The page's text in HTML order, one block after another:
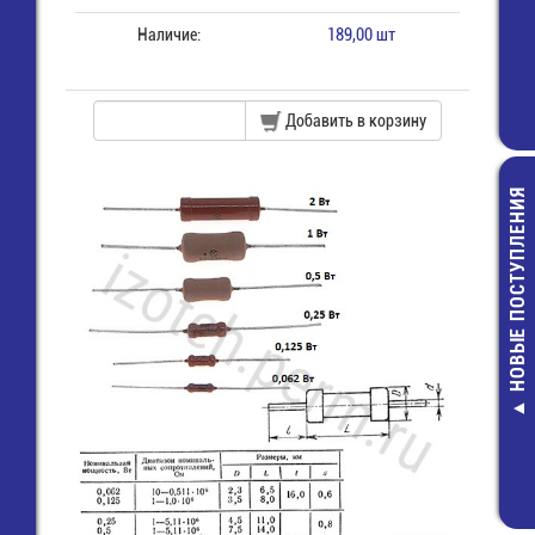
SCS-6 (DIP-
Панелька
контактов
НОВЫЕ ПОСТУПЛЕНИЯ
Наличие: 189,00 шт
Добавить в корзину